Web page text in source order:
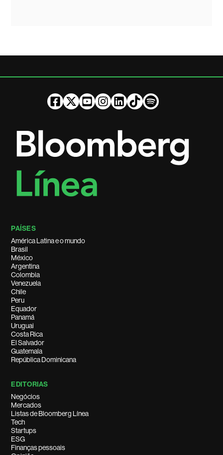
PAÍSES
América Latina e o mundo
Brasil
México
Argentina
Colombia
Venezuela
Chile
Peru
Equador
Panamá
Uruguai
Costa Rica
El Salvador
Guatemala
República Dominicana
EDITORIAS
Negócios
Mercados
Listas de Bloomberg Línea
Tech
Startups
ESG
Finanças pessoais